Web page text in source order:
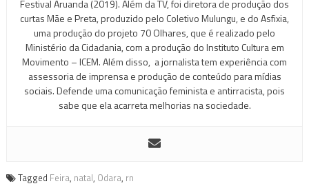
Festival Aruanda (2019). Além da TV, foi diretora de produção dos
curtas Mãe e Preta, produzido pelo Coletivo Mulungu, e do Asfixia,
uma produção do projeto 70 Olhares, que é realizado pelo
Ministério da Cidadania, com a produção do Instituto Cultura em
Movimento – ICEM. Além disso, a jornalista tem experiência com
assessoria de imprensa e produção de conteúdo para mídias
sociais. Defende uma comunicação feminista e antirracista, pois
sabe que ela acarreta melhorias na sociedade.
Tagged Feira, natal, Odara, rn